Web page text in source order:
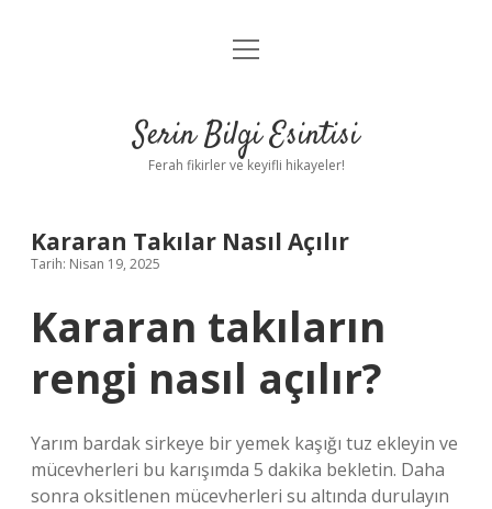
Anasayfa
Yasal Uyarı
menüyü
Serin Bilgi Esintisi
Ferah fikirler ve keyifli hikayeler!
Kararan Takılar Nasıl Açılır
Tarih: Nisan 19, 2025
Kararan takıların
rengi nasıl açılır?
Yarım bardak sirkeye bir yemek kaşığı tuz ekleyin ve
mücevherleri bu karışımda 5 dakika bekletin. Daha
sonra oksitlenen mücevherleri su altında durulayın